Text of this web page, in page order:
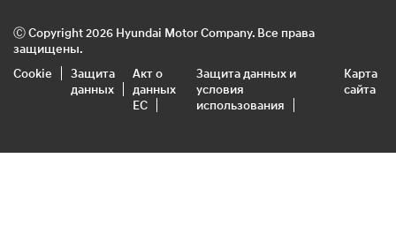
Ⓒ Copyright 2026 Hyundai Motor Company. Все права
защищены.
Cookie
Защита
данных
Акт о
данных
ЕС
Защита данных и
условия
использования
Карта
сайта